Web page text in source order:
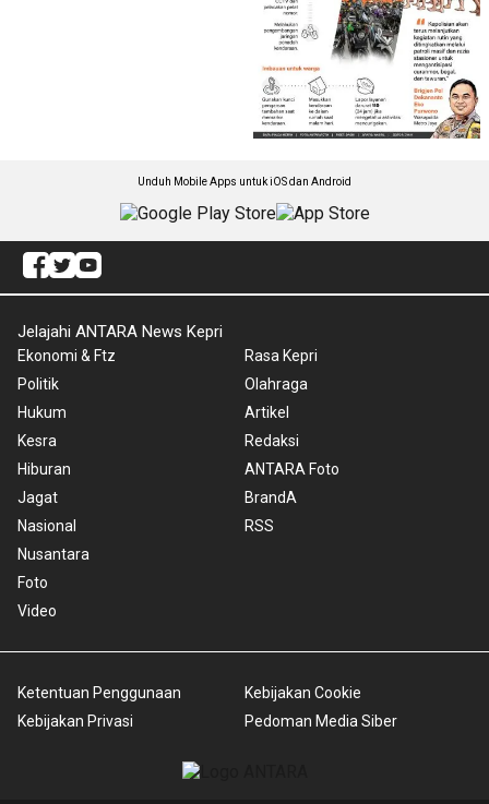
Unduh Mobile Apps untuk iOS dan Android
Jelajahi ANTARA News Kepri
Ekonomi & Ftz
Politik
Hukum
Kesra
Hiburan
Jagat
Nasional
Nusantara
Foto
Video
Rasa Kepri
Olahraga
Artikel
Redaksi
ANTARA Foto
BrandA
RSS
Ketentuan Penggunaan
Kebijakan Privasi
Kebijakan Cookie
Pedoman Media Siber